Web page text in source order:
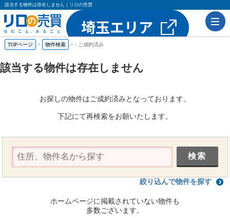
該当する物件は存在しません｜リロの売買
TOPページ 物件検索 - ご成約済み
該当する物件は存在しません
お探しの物件はご成約済みとなっております。
下記にて再検索をお願いたします。
絞り込んで物件を探す
ホームページに掲載されていない物件も
多数ございます。